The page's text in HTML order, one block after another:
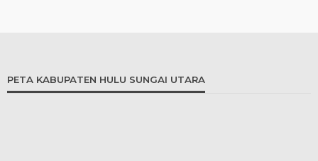
PETA KABUPATEN HULU SUNGAI UTARA